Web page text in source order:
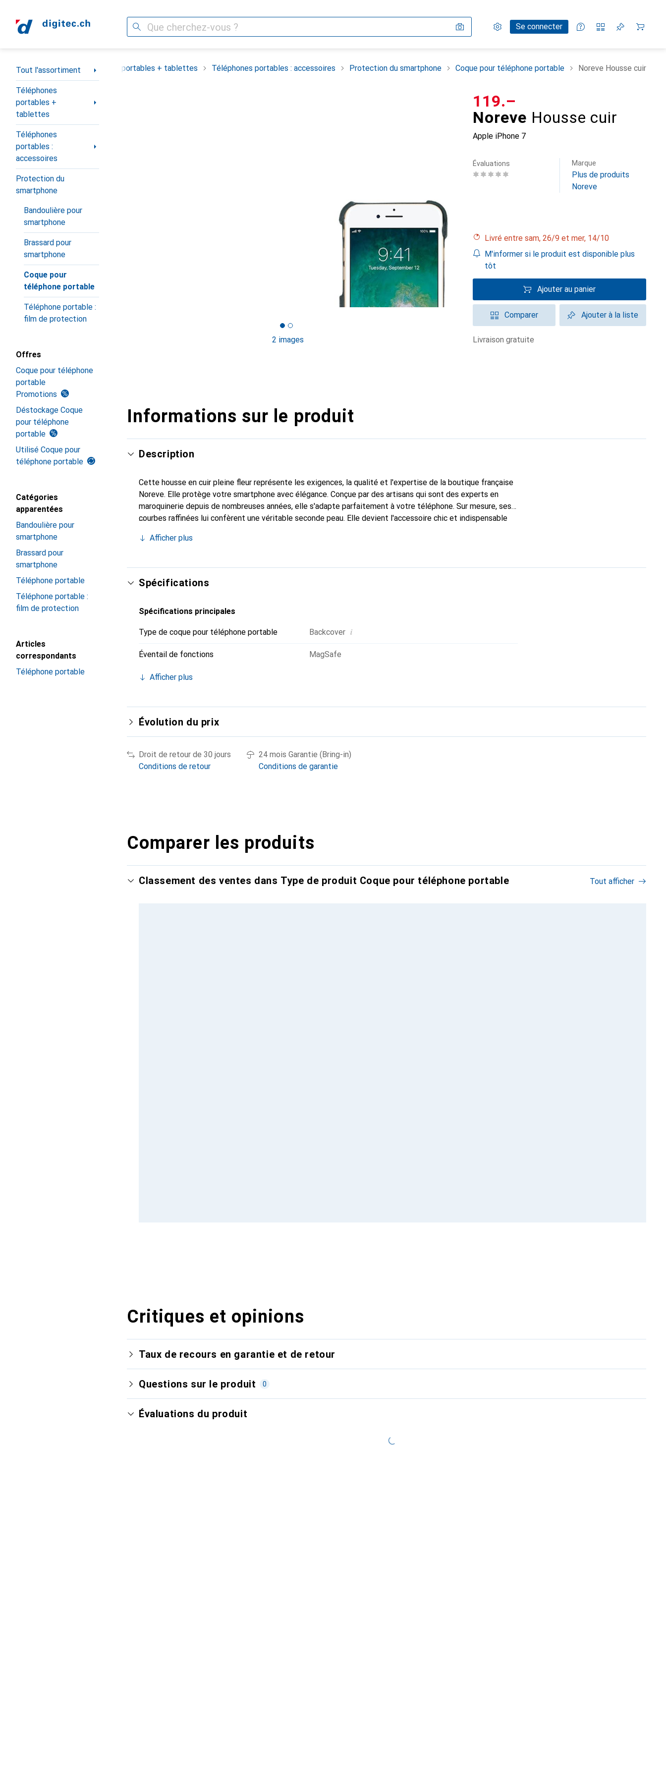
Recherche Paramètres
Compte clientSe connecter
Listes de comparaison
Listes d'envies
Panier
Navigation par catégorie
Tout l'assortiment
Téléphones
portables +
tablettes
Téléphones
portables :
accessoires
Protection du
smartphone
Bandoulière pour
smartphone
Brassard pour
smartphone
Coque pour
téléphone portable
Téléphone portable :
film de protection
Offres
Coque pour téléphone
portable
Promotions
Déstockage Coque
pour téléphone
portable
Utilisé Coque pour
téléphone portable
Catégories
apparentées
Bandoulière pour
smartphone
Brassard pour
smartphone
Téléphone portable
Téléphone portable :
film de protection
Articles
correspondants
Téléphone portable
Tout l'assortiment Téléphones portables + tablettes Téléphones portables : accessoires Protection du smartphone Coque pour téléphone portable Noreve Housse cuir
2 images
Noreve Housse cuir
Apple iPhone 7
CHF
119.–
Évaluations Marque
Plus de produits
Noreve
Livré entre sam, 26/9 et mer, 14/10
M'informer si le produit est disponible plus
tôt
Ajouter au panier
Comparer Ajouter à la liste
livraison gratuite
Informations sur le produit
Description
Cette housse en cuir pleine fleur représente les exigences, la qualité et l'expertise de la boutique française
Noreve. Elle protège votre smartphone avec élégance. Conçue par des artisans qui sont des experts en
maroquinerie depuis de nombreuses années, elle s'adapte parfaitement à votre téléphone. Sur mesure, ses
courbes raffinées lui confèrent une véritable seconde peau. Elle devient l'accessoire chic et indispensable
est un choix sûr pour une clientèle exigeante.
Afficher plus
Spécifications
Spécifications principales
Type de coque pour téléphone portable Backcover i
Éventail de fonctions MagSafe
Afficher plus
Évolution du prix
Droit de retour de 30 jours
Conditions de retour
24 mois Garantie (Bring-in)
Conditions de garantie
Comparer les produits
Classement des ventes dans Type de produit Coque pour téléphone portable Tout afficher
Critiques et opinions
Taux de recours en garantie et de retour
Questions sur le produit 0
Évaluations du produit